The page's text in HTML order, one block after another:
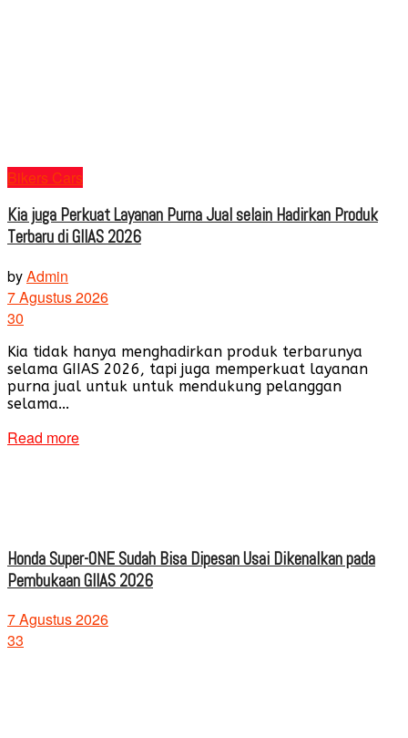
Bikers Cars
Kia juga Perkuat Layanan Purna Jual selain Hadirkan Produk
Terbaru di GIIAS 2026
byAdmin
7 Agustus 2026
30
Kia tidak hanya menghadirkan produk terbarunya
selama GIIAS 2026, tapi juga memperkuat layanan
purna jual untuk untuk mendukung pelanggan
selama...
Read more
Honda Super-ONE Sudah Bisa Dipesan Usai Dikenalkan pada
Pembukaan GIIAS 2026
7 Agustus 2026
33